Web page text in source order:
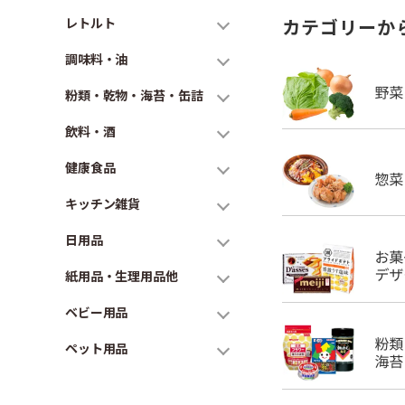
レトルト
調味料・油
粉類・乾物・海苔・缶詰
飲料・酒
健康食品
キッチン雑貨
日用品
紙用品・生理用品他
ベビー用品
ペット用品
カテゴリーか